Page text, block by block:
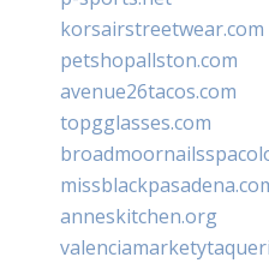
korsairstreetwear.com
petshopallston.com
avenue26tacos.com
topgglasses.com
anneskitchen.org